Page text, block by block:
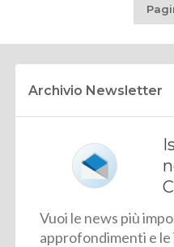
Archivio Newsletter
Vuoi le news più
approfondimenti e